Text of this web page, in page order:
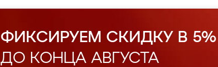
ФИКСИРУЕМ СКИДКУ В 5%
ДО КОНЦА АВГУСТА